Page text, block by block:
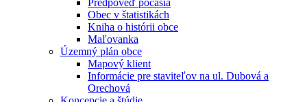
Predpoveď počasia
Obec v štatistikách
Kniha o histórii obce
Maľovanka
Územný plán obce
Mapový klient
Informácie pre staviteľov na ul. Dubová a
Orechová